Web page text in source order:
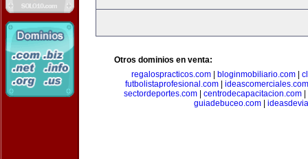
Otros dominios en venta:
regalospracticos.com| bloginmobiliario.com|
futbolistaprofesional.com
ideascomerciales.com
sectordeportes.com| centrodecapacitacion.com|
guiadebuceo.com|